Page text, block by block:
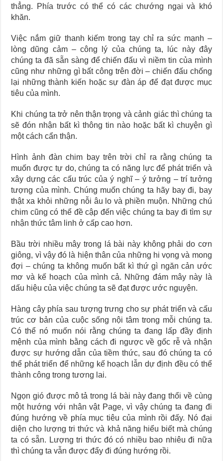
thẳng. Phía trước có thể có các chướng ngại và khó
khăn.
Việc nắm giữ thanh kiếm trong tay chỉ ra sức mạnh –
lòng dũng cảm – công lý của chúng ta, lúc này đây
chúng ta đã sẵn sàng để chiến đấu vì niềm tin của mình
cũng như những gì bất công trên đời – chiến đấu chống
lại những thành kiến hoặc sự đàn áp để đạt được mục
tiêu của mình.
Khi chúng ta trở nên thận trọng và cảnh giác thì chúng ta
sẽ đón nhận bất kì thông tin nào hoặc bất kì chuyện gì
một cách cẩn thận.
Hình ảnh đàn chim bay trên trời chỉ ra rằng chúng ta
muốn được tự do, chúng ta có năng lực để phát triển và
xây dựng các cấu trúc của ý nghĩ – ý tưởng – trí tưởng
tượng của mình. Chúng muốn chúng ta hãy bay đi, bay
thật xa khỏi những nỗi âu lo và phiền muộn. Những chú
chim cũng có thể đề cập đến việc chúng ta bay đi tìm sự
nhận thức tâm linh ở cấp cao hơn.
Bầu trời nhiều mây trong lá bài này không phải do cơn
giông, vì vậy đó là hiện thân của những hi vọng và mong
đợi – chúng ta không muốn bất kì thứ gì ngăn cản ước
mơ và kế hoạch của mình cả. Những đám mây này là
dấu hiệu của việc chúng ta sẽ đạt được ước nguyện.
Hàng cây phía sau tượng trưng cho sự phát triển và cấu
trúc cơ bản của cuộc sống nội tâm trong mỗi chúng ta.
Có thể nó muốn nói rằng chúng ta đang lấp đầy định
mệnh của mình bằng cách đi ngược về gốc rễ và nhận
được sự hướng dẫn của tiềm thức, sau đó chúng ta có
thể phát triển để những kế hoạch lẫn dự định đều có thể
thành công trong tương lai.
Ngọn gió được mô tả trong lá bài này đang thổi về cùng
một hướng với nhân vật Page, vì vậy chúng ta đang đi
đúng hướng về phía mục tiêu của mình rồi đấy. Nó đại
diện cho lượng tri thức và khả năng hiểu biết mà chúng
ta có sẵn. Lượng tri thức đó có nhiều bao nhiêu đi nữa
thì chúng ta vẫn được đẩy đi đúng hướng rồi.